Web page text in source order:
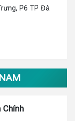
P6 TP Đà
Chính